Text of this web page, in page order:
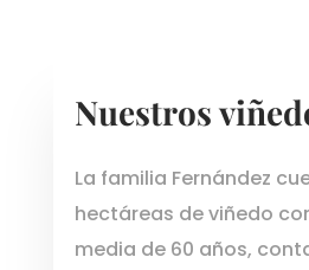
Nuestros
La familia Fernández
hectáreas de viñedo
media de 60 años,